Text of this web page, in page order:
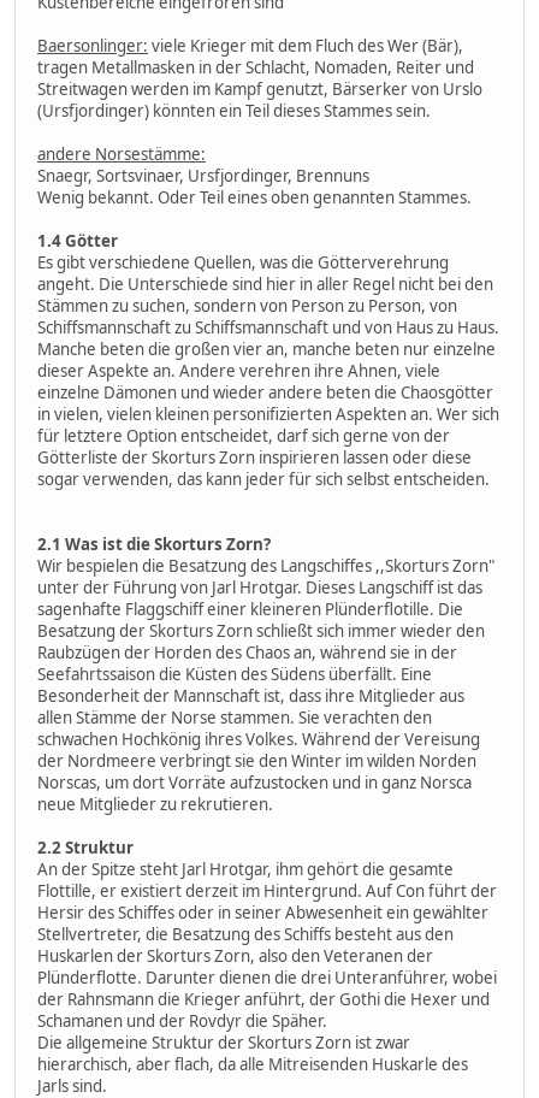
Baersonlinger: viele Krieger mit dem Fluch des Wer (Bär),
tragen Metallmasken in der Schlacht, Nomaden, Reiter und
Streitwagen werden im Kampf genutzt, Bärserker von Urslo
(Ursfjordinger) könnten ein Teil dieses Stammes sein.
andere Norsestämme:
Snaegr, Sortsvinaer, Ursfjordinger, Brennuns
Wenig bekannt. Oder Teil eines oben genannten Stammes.
1.4 Götter
Es gibt verschiedene Quellen, was die Götterverehrung
angeht. Die Unterschiede sind hier in aller Regel nicht bei den
Stämmen zu suchen, sondern von Person zu Person, von
Schiffsmannschaft zu Schiffsmannschaft und von Haus zu Haus.
Manche beten die großen vier an, manche beten nur einzelne
dieser Aspekte an. Andere verehren ihre Ahnen, viele
einzelne Dämonen und wieder andere beten die Chaosgötter
in vielen, vielen kleinen personifizierten Aspekten an. Wer sich
für letztere Option entscheidet, darf sich gerne von der
Götterliste der Skorturs Zorn inspirieren lassen oder diese
sogar verwenden, das kann jeder für sich selbst entscheiden.
2.1 Was ist die Skorturs Zorn?
Wir bespielen die Besatzung des Langschiffes ,,Skorturs Zorn"
unter der Führung von Jarl Hrotgar. Dieses Langschiff ist das
sagenhafte Flaggschiff einer kleineren Plünderflotille. Die
Besatzung der Skorturs Zorn schließt sich immer wieder den
Raubzügen der Horden des Chaos an, während sie in der
Seefahrtssaison die Küsten des Südens überfällt. Eine
Besonderheit der Mannschaft ist, dass ihre Mitglieder aus
allen Stämme der Norse stammen. Sie verachten den
schwachen Hochkönig ihres Volkes. Während der Vereisung
der Nordmeere verbringt sie den Winter im wilden Norden
Norscas, um dort Vorräte aufzustocken und in ganz Norsca
neue Mitglieder zu rekrutieren.
2.2 Struktur
An der Spitze steht Jarl Hrotgar, ihm gehört die gesamte
Flottille, er existiert derzeit im Hintergrund. Auf Con führt der
Hersir des Schiffes oder in seiner Abwesenheit ein gewählter
Stellvertreter, die Besatzung des Schiffs besteht aus den
Huskarlen der Skorturs Zorn, also den Veteranen der
Plünderflotte. Darunter dienen die drei Unteranführer, wobei
der Rahnsmann die Krieger anführt, der Gothi die Hexer und
Schamanen und der Rovdyr die Späher.
Die allgemeine Struktur der Skorturs Zorn ist zwar
hierarchisch, aber flach, da alle Mitreisenden Huskarle des
Jarls sind.